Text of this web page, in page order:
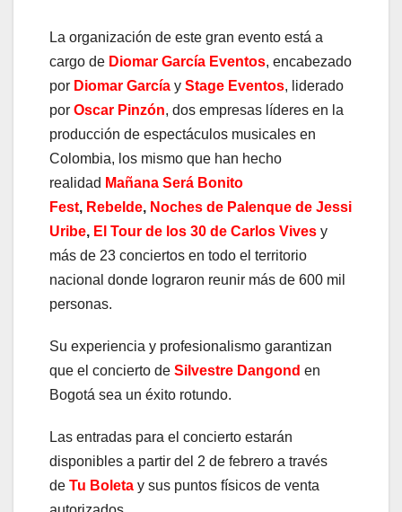
La organización de este gran evento está a
cargo de Diomar García Eventos, encabezado
por Diomar García y Stage Eventos, liderado
por Oscar Pinzón, dos empresas líderes en la
producción de espectáculos musicales en
Colombia, los mismo que han hecho
realidad Mañana Será Bonito
Fest, Rebelde, Noches de Palenque de Jessi
Uribe, El Tour de los 30 de Carlos Vives y
más de 23 conciertos en todo el territorio
nacional donde lograron reunir más de 600 mil
personas.
Su experiencia y profesionalismo garantizan
que el concierto de Silvestre Dangond en
Bogotá sea un éxito rotundo.
Las entradas para el concierto estarán
disponibles a partir del 2 de febrero a través
de Tu Boleta y sus puntos físicos de venta